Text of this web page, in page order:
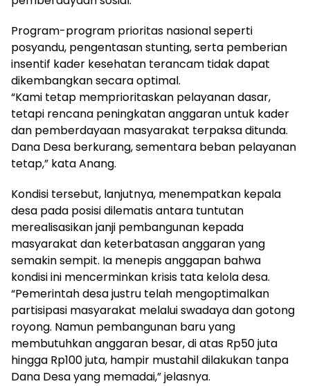
Program-program prioritas nasional seperti
posyandu, pengentasan stunting, serta pemberian
insentif kader kesehatan terancam tidak dapat
dikembangkan secara optimal.
“Kami tetap memprioritaskan pelayanan dasar,
tetapi rencana peningkatan anggaran untuk kader
dan pemberdayaan masyarakat terpaksa ditunda.
Dana Desa berkurang, sementara beban pelayanan
tetap,” kata Anang.
Kondisi tersebut, lanjutnya, menempatkan kepala
desa pada posisi dilematis antara tuntutan
merealisasikan janji pembangunan kepada
masyarakat dan keterbatasan anggaran yang
semakin sempit. Ia menepis anggapan bahwa
kondisi ini mencerminkan krisis tata kelola desa.
“Pemerintah desa justru telah mengoptimalkan
partisipasi masyarakat melalui swadaya dan gotong
royong. Namun pembangunan baru yang
membutuhkan anggaran besar, di atas Rp50 juta
hingga Rp100 juta, hampir mustahil dilakukan tanpa
Dana Desa yang memadai,” jelasnya.